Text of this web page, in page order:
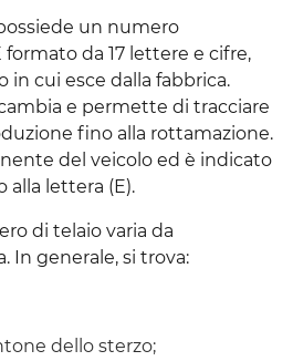
un numero
da 17 lettere e cifre,
cui esce dalla fabbrica.
e permette di tracciare
fino alla rottamazione.
del veicolo ed è indicato
alla lettera (E).
di telaio varia da
In generale, si trova:
dello sterzo;